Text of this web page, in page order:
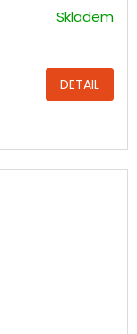
Skladem
DETAIL